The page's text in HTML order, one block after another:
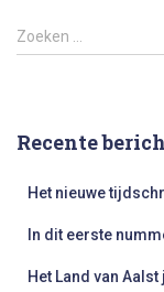
Z
o
n
Zoeken …
Recente
Het nieuwe
In dit eerste
Het Land van